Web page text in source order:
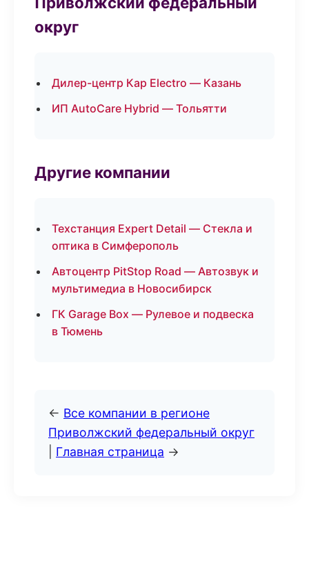
округ
Дилер-центр Кар Electro — Казань
ИП AutoCare Hybrid — Тольятти
Другие компании
Техстанция Expert Detail — Стекла и
оптика в Симферополь
Автоцентр PitStop Road — Автозвук и
мультимедиа в Новосибирск
ГК Garage Box — Рулевое и подвеска
в Тюмень
← Все компании в регионе
Приволжский федеральный округ
Главная страница →